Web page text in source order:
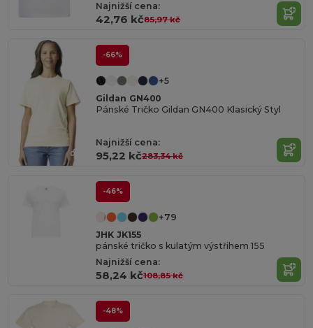
Najnižší cena:
42,76 kč85,97 kč
-66%
+5
Gildan GN400
Pánské Tričko Gildan GN400 Klasický Styl
Najnižší cena:
95,22 kč283,34 kč
-46%
+79
JHK JK155
pánské tričko s kulatým výstřihem 155
Najnižší cena:
58,24 kč108,85 kč
-48%